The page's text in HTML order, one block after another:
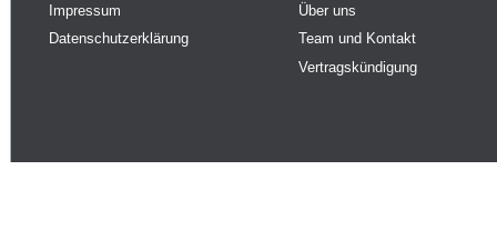
Impressum
Datenschutzerklärung
Über uns
Team und Kontakt
Vertragskündigung